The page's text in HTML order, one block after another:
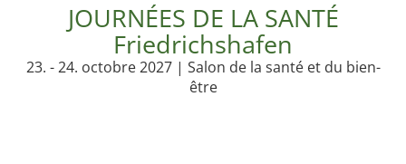
JOURNÉES DE LA SANTÉ
Friedrichshafen
23. - 24. octobre 2027 | Salon de la santé et du bien-
être